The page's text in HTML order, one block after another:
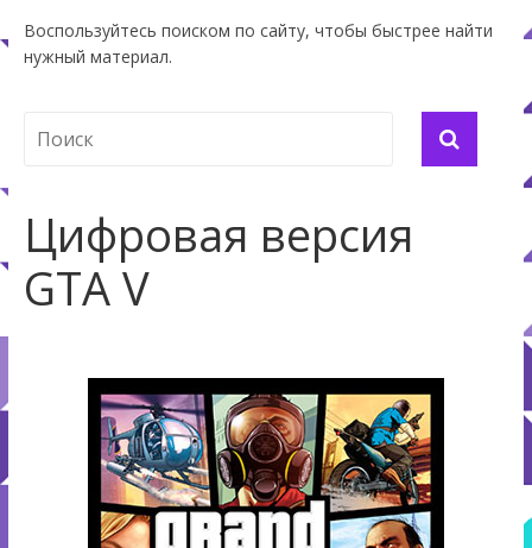
Воспользуйтесь поиском по сайту, чтобы быстрее найти
нужный материал.
Цифровая версия
GTA V